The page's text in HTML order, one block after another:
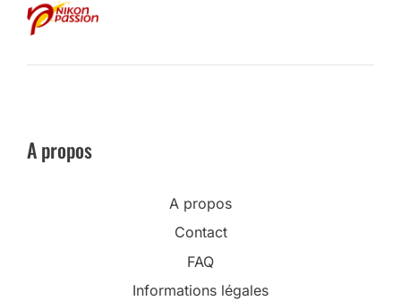
A propos
A propos
Contact
FAQ
Informations légales